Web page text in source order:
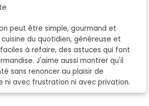
peut être simple, gourmand et
du quotidien, généreuse et
à refaire, des astuces qui font
J'aime aussi montrer qu'il
sans renoncer au plaisir de
ni avec frustration ni avec privation.